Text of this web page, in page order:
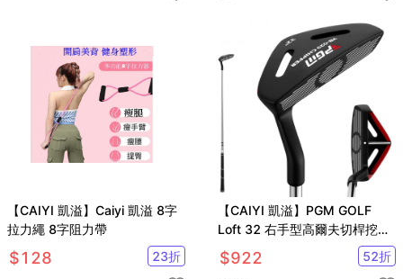
【CAIYI 凱溢】Caiyi 凱溢 8字
拉力繩 8字阻力帶
$128 23折
【CAIYI 凱溢】PGM GOLF
Loft 32 右手型高爾夫切桿挖起
桿
$922 52折